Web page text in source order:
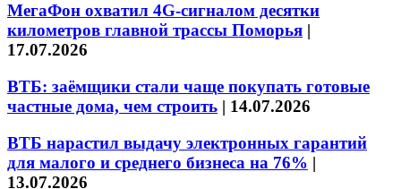
МегаФон охватил 4G-сигналом десятки
километров главной трассы Поморья |
17.07.2026
ВТБ: заёмщики стали чаще покупать готовые
частные дома, чем строить | 14.07.2026
ВТБ нарастил выдачу электронных гарантий
для малого и среднего бизнеса на 76% |
13.07.2026